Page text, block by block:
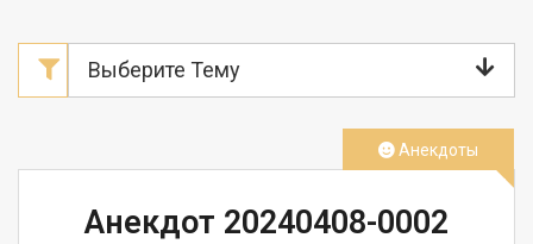
Выберите Тему
Анекдот 20240408-0002
Анекдоты